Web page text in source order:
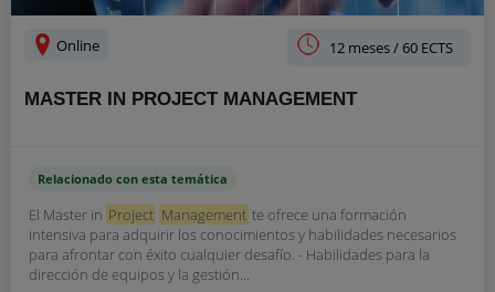
Online 12 meses / 60 ECTS
MASTER IN PROJECT MANAGEMENT
Relacionado con esta temática
El Master in Project Management te ofrece una formación
intensiva para adquirir los conocimientos y habilidades necesarios
para afrontar con éxito cualquier desafío. - Habilidades para la
dirección de equipos y la gestión...